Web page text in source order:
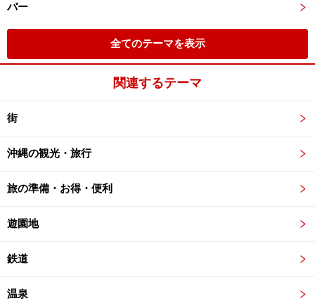
バー
全てのテーマを表示
関連するテーマ
街
沖縄の観光・旅行
旅の準備・お得・便利
遊園地
鉄道
温泉